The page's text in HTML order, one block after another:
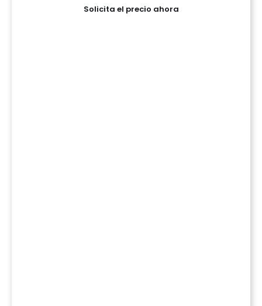
Solicita el precio ahora